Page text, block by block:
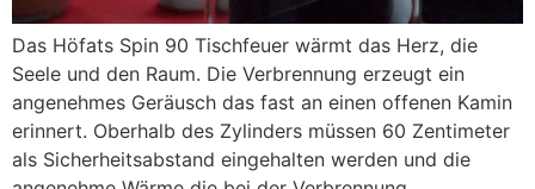
Das Höfats Spin 90 Tischfeuer wärmt das Herz, die
Seele und den Raum. Die Verbrennung erzeugt ein
angenehmes Geräusch das fast an einen offenen Kamin
erinnert. Oberhalb des Zylinders müssen 60 Zentimeter
als Sicherheitsabstand eingehalten werden und die